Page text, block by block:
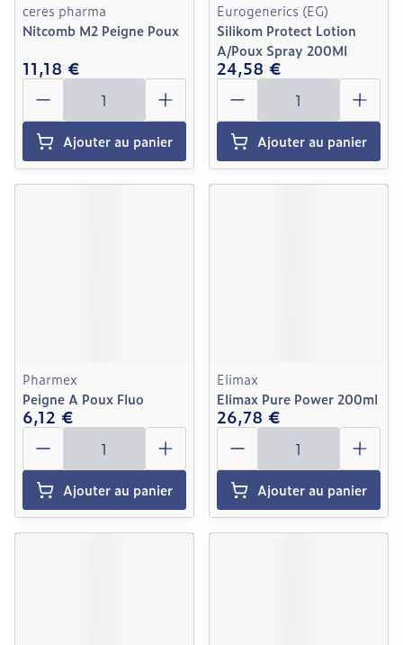
ceres pharma
Nitcomb M2 Peigne Poux
11,18 €
Quantité
Ajouter au panier
Eurogenerics (EG)
Silikom Protect Lotion
A/Poux Spray 200Ml
24,58 €
Quantité
Ajouter au panier
Pharmex
Peigne A Poux Fluo
6,12 €
Quantité
Ajouter au panier
Elimax
Elimax Pure Power 200ml
26,78 €
Quantité
Ajouter au panier